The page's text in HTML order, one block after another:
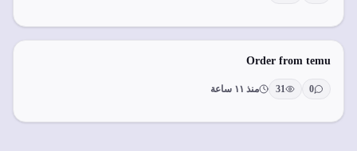
Order from temu
0
31 منذ ١١ ساعة